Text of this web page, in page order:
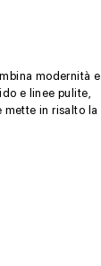
modernità e
e linee pulite,
mette in risalto la